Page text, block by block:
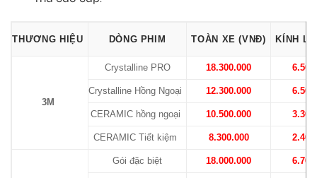
THƯƠNG HIỆU DÒNG PHIM TOÀN XE (VNĐ) KÍNH
3M
Crystalline PRO 18.300.000
Crystalline Hồng Ngoại 12.300.000
CERAMIC hồng ngoại 10.500.000
CERAMIC Tiết kiệm 8.300.000
Gói đặc biệt 18.000.000